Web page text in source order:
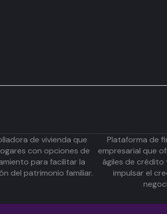
de vivienda que
con opciones de
para facilitar la
del patrimonio familiar.
Plataforma de
empresarial que
ágiles de crédito
impulsar el